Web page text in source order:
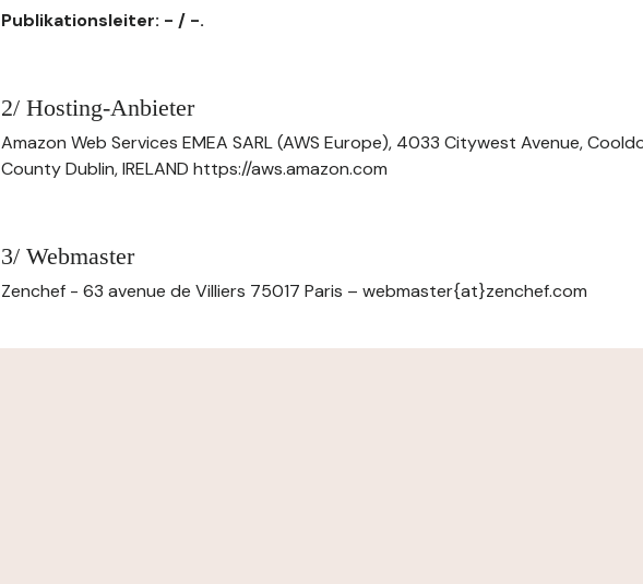
Publikationsleiter: - / -.
2/ Hosting-Anbieter
Amazon Web Services EMEA SARL (AWS Europe), 4033 Citywest Avenue,
County Dublin, IRELAND https://aws.amazon.com
3/ Webmaster
Zenchef - 63 avenue de Villiers 75017 Paris – webmaster{at}zenchef.com